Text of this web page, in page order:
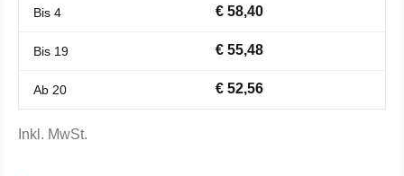
Bis 4 € 58,40
Bis 19 € 55,48
Ab 20 € 52,56
Inkl. MwSt.